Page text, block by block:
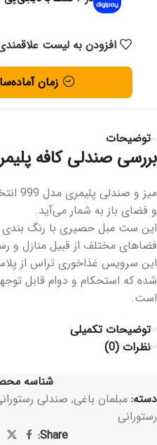
افزودن به لیست
زمان
توضیحات
بررسی صندلی کافه
میز
و فضای باز به شمار می‌آید.
این ست مبل حصیری با رنگ بندی
فضاهای مختلف از قبیل منازل و
این سرویس غذاخوری تراس از
شده که استحکام و دوام قابل
است.
توضیحات تکمیلی
نظرات (0)
شناسه
دسته: مبلمان باغی, صندلی
رستورانی
Share: